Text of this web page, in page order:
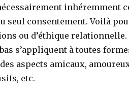
inhéremment
seul consentement. Voilà
ou d’éthique
s’appliquent à toutes
aspects amicaux,
etc.